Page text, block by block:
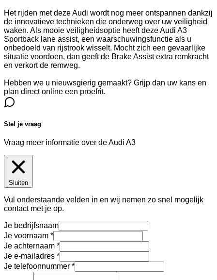
Het rijden met deze Audi wordt nog meer ontspannen dankzij
de innovatieve technieken die onderweg over uw veiligheid
waken. Als mooie veiligheidsoptie heeft deze Audi A3
Sportback lane assist, een waarschuwingsfunctie als u
onbedoeld van rijstrook wisselt. Mocht zich een gevaarlijke
situatie voordoen, dan geeft de Brake Assist extra remkracht
en verkort de remweg.
Hebben we u nieuwsgierig gemaakt? Grijp dan uw kans en
plan direct online een proefrit.
Stel je vraag
Vraag meer informatie over deAudi A3
Sluiten
Vul onderstaande velden in en wij nemen zo snel mogelijk
contact met je op.
Je bedrijfsnaam
Je voornaam
Je achternaam
Je e-mailadres
Je telefoonnummer